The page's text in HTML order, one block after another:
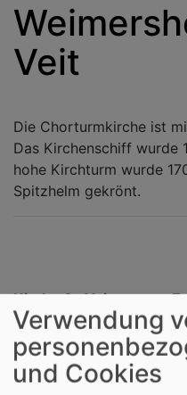
Veit
Die Chorturmkirche ist
Das Kirchenschiff wurde
hohe Kirchturm wurde
Spitzhelm gekrönt.
Kirche St. Veit,
Weimersheim
Weimersheimer
Ring 27
91781 Weißenburg
Verwendung
und Cookies